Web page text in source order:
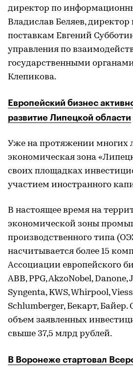
директор по
Владислав Беляев, директор
поставкам Евгений
управления по
государственными
Клепикова.
Европейский бизнес
развитие Липецкой области
Уже на протяжении многих
экономическая зона
своих площадках
участием иностранного
В настоящее время на
экономической зоны
производственного типа
насчитывается более 15
Ассоциации европейского
ABB, PPG, AkzoNobel, Danone,
Syngenta, KWS, Whirpool,
Schlumberger, Бекарт,
объем заявленных
свыше 37,5 млрд рублей.
В Воронеже стартовал